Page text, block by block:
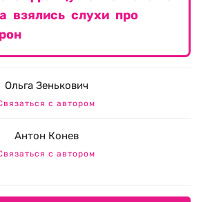
взялись слухи про
Ольга Зенькович
с автором
Антон Конев
с автором